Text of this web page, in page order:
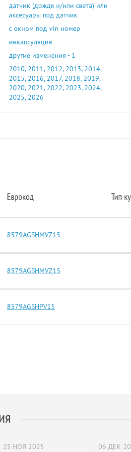
датчик (дождя и/или света) или
аксесуары под датчик
с окном под vin номер
инкапсуляция
другие изменения - 1
2010, 2011, 2012, 2013, 2014,
2015, 2016, 2017, 2018, 2019,
2020, 2021, 2022, 2023, 2024,
2025, 2026
Еврокод Тип
8579AGSHMVZ15
8579AGSHMVZ15
8579AGSHPV15
25 НОЯ 2025 06 ДЕК